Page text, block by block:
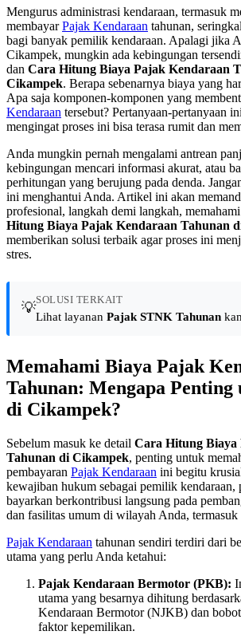
Mengurus administrasi kendaraan, termasuk
membayarPajak Kendaraan tahunan,
bagi banyak pemilik kendaraan. Apalagi jika
Cikampek, mungkin ada kebingungan
dan Cara Hitung Biaya Pajak Kendaraan
Cikampek. Berapa sebenarnya biaya yang
Apa saja komponen-komponen yang
Kendaraan tersebut? Pertanyaan-pertanyaan
mengingat proses ini bisa terasa rumit dan
Anda mungkin pernah mengalami antrean
kebingungan mencari informasi akurat, atau
perhitungan yang berujung pada denda.
ini menghantui Anda. Artikel ini akan
profesional, langkah demi langkah,
Hitung Biaya Pajak Kendaraan Tahunan
memberikan solusi terbaik agar proses ini
stres.
💡
SOLUSI TERKAIT
Lihat layanan Pajak STNK Tahunan
Memahami Biaya Pajak
Tahunan: Mengapa Penting
di Cikampek?
Sebelum masuk ke detail Cara Hitung Biaya
Tahunan di Cikampek, penting untuk
pembayaran Pajak Kendaraan ini begitu
kewajiban hukum sebagai pemilik kendaraan,
bayarkan berkontribusi langsung pada
dan fasilitas umum di wilayah Anda,
Pajak Kendaraan tahunan sendiri terdiri dari
utama yang perlu Anda ketahui:
Pajak Kendaraan Bermotor (PKB):
utama yang besarnya dihitung
Kendaraan Bermotor (NJKB) dan bobot
faktor kepemilikan.